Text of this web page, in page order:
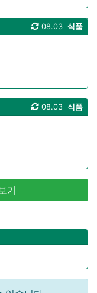
식품
08.03
식품
08.03
기